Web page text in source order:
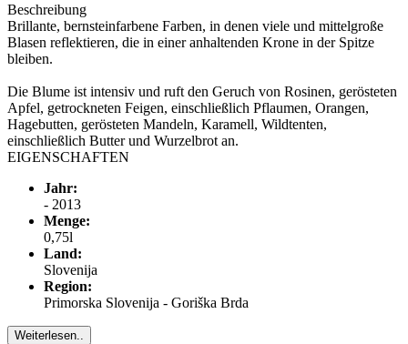
Beschreibung
Brillante, bernsteinfarbene Farben, in denen viele und mittelgroße
Blasen reflektieren, die in einer anhaltenden Krone in der Spitze
bleiben.
Die Blume ist intensiv und ruft den Geruch von Rosinen, gerösteten
Apfel, getrockneten Feigen, einschließlich Pflaumen, Orangen,
Hagebutten, gerösteten Mandeln, Karamell, Wildtenten,
einschließlich Butter und Wurzelbrot an.
EIGENSCHAFTEN
Jahr:
- 2013
Menge:
0,75l
Land:
Slovenija
Region:
Primorska Slovenija - Goriška Brda
Weiterlesen..